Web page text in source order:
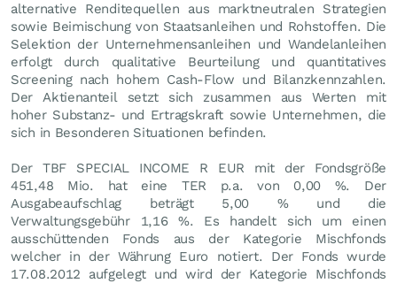
alternative Renditequellen aus marktneutralen Strategien
sowie Beimischung von Staatsanleihen und Rohstoffen. Die
Selektion der Unternehmensanleihen und Wandelanleihen
erfolgt durch qualitative Beurteilung und quantitatives
Screening nach hohem Cash-Flow und Bilanzkennzahlen.
Der Aktienanteil setzt sich zusammen aus Werten mit
hoher Substanz- und Ertragskraft sowie Unternehmen, die
sich in Besonderen Situationen befinden.
Der TBF SPECIAL INCOME R EUR mit der Fondsgröße
451,48 Mio. hat eine TER p.a. von 0,00 %. Der
Ausgabeaufschlag beträgt 5,00 % und die
Verwaltungsgebühr 1,16 %. Es handelt sich um einen
ausschüttenden Fonds aus der Kategorie Mischfonds
welcher in der Währung Euro notiert. Der Fonds wurde
17.08.2012 aufgelegt und wird der Kategorie Mischfonds